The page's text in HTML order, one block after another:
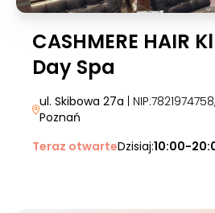
CASHMERE HAIR
Day Spa
ul. Skibowa 27a |
Poznań
Teraz otwarteDzisiaj:10:00-